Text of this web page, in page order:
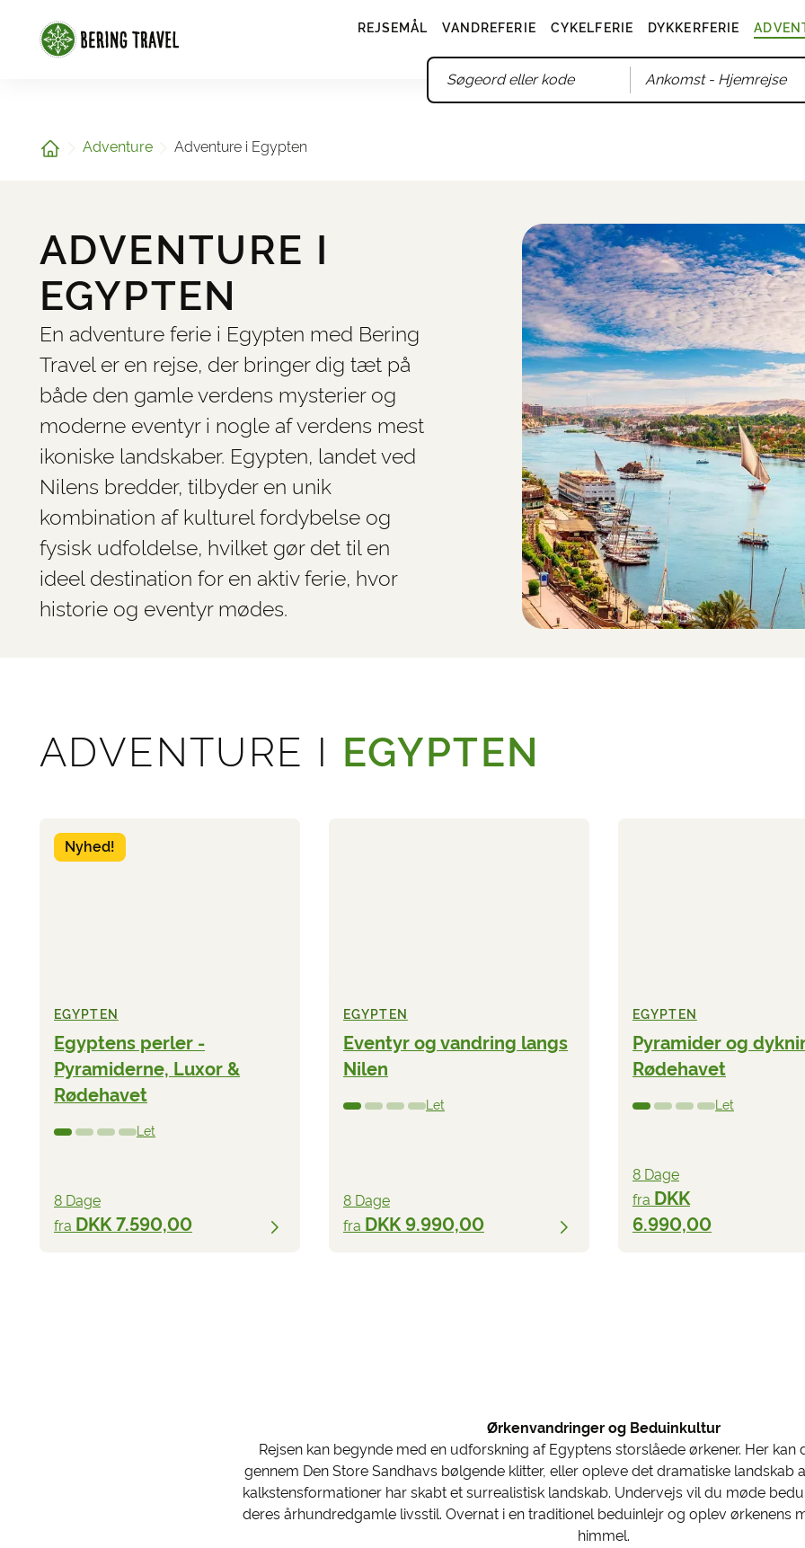
REJSEMÅL VANDREFERIE CYKELFERIE DYKKERFERIE
Ankomst- Hjemrejse
Hjem Adventure Adventure i Egypten
ADVENTURE I
EGYPTEN
En adventure ferie i Egypten med Bering
Travel er en rejse, der bringer dig tæt på
både den gamle verdens mysterier og
moderne eventyr i nogle af verdens mest
ikoniske landskaber. Egypten, landet ved
Nilens bredder, tilbyder en unik
kombination af kulturel fordybelse og
fysisk udfoldelse, hvilket gør det til en
ideel destination for en aktiv ferie, hvor
historie og eventyr mødes.
ADVENTURE I EGYPTEN
Nyhed!
EGYPTEN
Egyptens perler -
Pyramiderne, Luxor &
Rødehavet
Let
8 Dage
fra DKK 7.590,00
EGYPTEN
Eventyr og vandring langs
Nilen
Let
8 Dage
fra DKK 9.990,00
EGYPTEN
Pyramider og
Rødehavet
Let
8 Dage
fra DKK
6.990,00
Ørkenvandringer og Beduinkultur
Rejsen kan begynde med en udforskning af Egyptens storslåede ørkener. Her
gennem Den Store Sandhavs bølgende klitter, eller opleve det dramatiske landskab
kalkstensformationer har skabt et surrealistisk landskab. Undervejs vil du møde
deres århundredgamle livsstil. Overnat i en traditionel beduinlejr og oplev ørkenens
himmel.